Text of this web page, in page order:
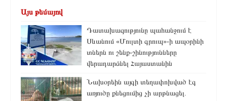
Այս թեմայով
Դատախազությունը պահանջում է
Սևանում «Մուլտի գրուպ»-ի ապօրինի
տներն ու շենք-շինությունները
վերադարձնել Հայաստանին
Նախօրեին այգի տեղափոխված էգ
առյուծը քնեցումից չի արթնացել.